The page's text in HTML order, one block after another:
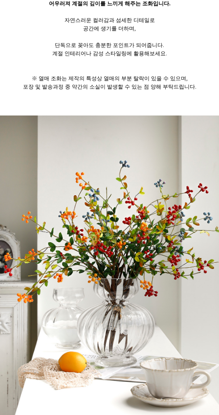
어우러져 계절의 깊이를 느끼게 해주는 조화입니다.
자연스러운 컬러감과 섬세한 디테일로
공간에 생기를 더하며,
단독으로 꽂아도 충분한 포인트가 되어줍니다.
계절 인테리어나 감성 스타일링에 활용해보세요.
※ 열매 조화는 제작의 특성상 열매의 부분 탈락이 있을 수 있으며,
포장 및 발송과정 중 약간의 소실이 발생할 수 있는 점 양해 부탁드립니다.